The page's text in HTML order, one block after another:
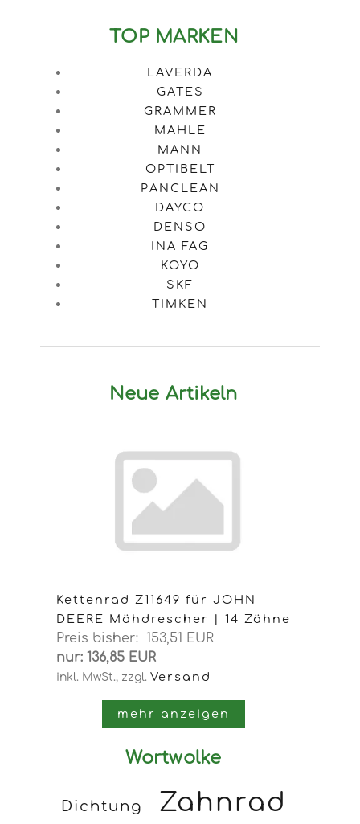
TOP MARKEN
LAVERDA
GATES
GRAMMER
MAHLE
MANN
OPTIBELT
PANCLEAN
DAYCO
DENSO
INA FAG
KOYO
SKF
TIMKEN
Neue Artikeln
Kettenrad Z11649 für JOHN
DEERE Mähdrescher | 14 Zähne
Preis bisher: 153,51 EUR
nur: 136,85 EUR
inkl. MwSt., zzgl. Versand
mehr anzeigen
Wortwolke
Dichtung Zahnrad